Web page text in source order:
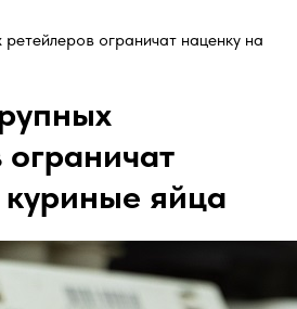
ограничат наценку на
ограничат
яйца